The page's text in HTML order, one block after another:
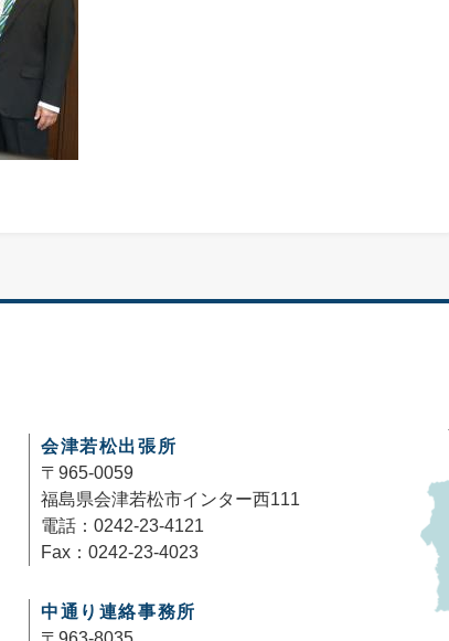
会津若松出張所
〒965-0059
福島県会津若松市インター西111
電話：0242-23-4121
Fax：0242-23-4023
中通り連絡事務所